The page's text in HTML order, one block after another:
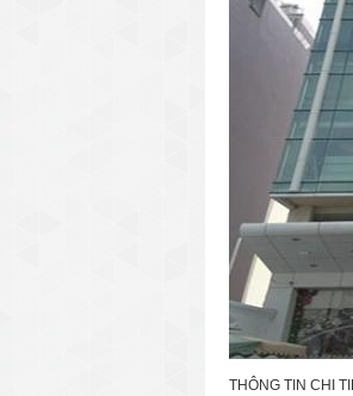
THÔNG TIN CHI
văn phòng cho
văn phòng quận 1
văn phòng quận 3
cao ốc văn phòng
cao ốc văn phòng quận 3